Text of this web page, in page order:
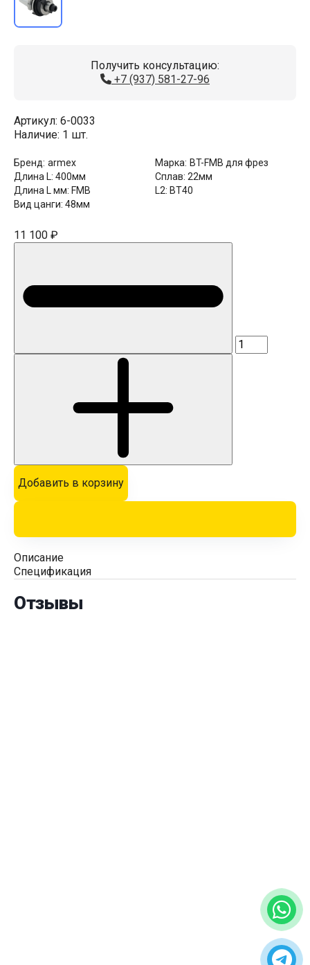
Получить консультацию:
+7 (937) 581-27-96
Артикул: 6-0033
Наличие: 1 шт.
Бренд: armex Марка: BT-FMB для фрез
Длина L: 400мм Сплав: 22мм
Длина L мм: FMB L2: BT40
Вид цанги: 48мм
11 100 ₽
Добавить в корзину
Описание
Спецификация
Отзывы